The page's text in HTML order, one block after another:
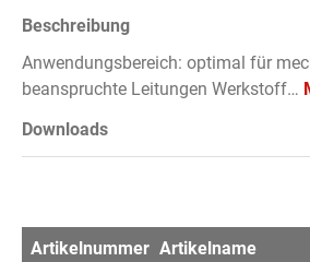
Beschreibung
Anwendungsbereich: optimal für
beanspruchte Leitungen Werkstoff…
Downloads
Artikelnummer Artikelname